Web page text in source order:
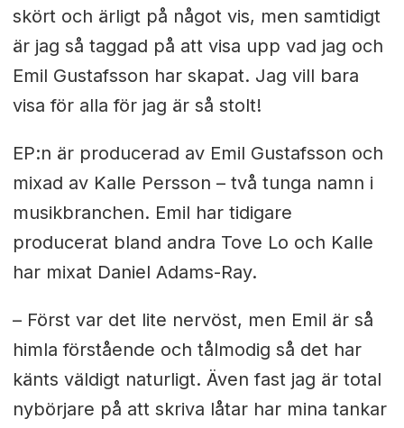
skört och ärligt på något vis, men samtidigt
är jag så taggad på att visa upp vad jag och
Emil Gustafsson har skapat. Jag vill bara
visa för alla för jag är så stolt!
EP:n är producerad av Emil Gustafsson och
mixad av Kalle Persson – två tunga namn i
musikbranchen. Emil har tidigare
producerat bland andra Tove Lo och Kalle
har mixat Daniel Adams-Ray.
– Först var det lite nervöst, men Emil är så
himla förstående och tålmodig så det har
känts väldigt naturligt. Även fast jag är total
nybörjare på att skriva låtar har mina tankar